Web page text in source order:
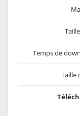
Temps de
Taille